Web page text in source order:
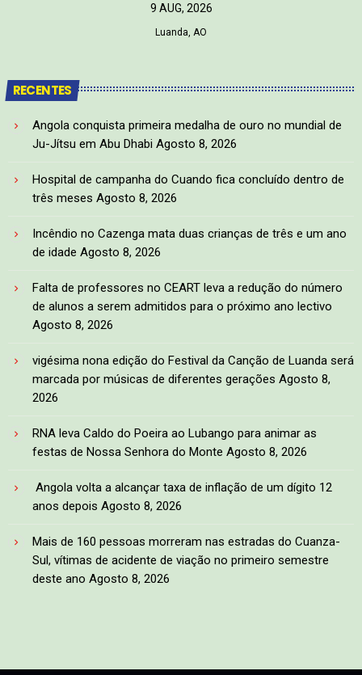
9 AUG, 2026
Luanda, AO
RECENTES
Angola conquista primeira medalha de ouro no mundial de
Ju-Jítsu em Abu Dhabi Agosto 8, 2026
Hospital de campanha do Cuando fica concluído dentro de
três meses Agosto 8, 2026
Incêndio no Cazenga mata duas crianças de três e um ano
de idade Agosto 8, 2026
Falta de professores no CEART leva a redução do número
de alunos a serem admitidos para o próximo ano lectivo
Agosto 8, 2026
vigésima nona edição do Festival da Canção de Luanda será
marcada por músicas de diferentes gerações Agosto 8,
2026
RNA leva Caldo do Poeira ao Lubango para animar as
festas de Nossa Senhora do Monte Agosto 8, 2026
Angola volta a alcançar taxa de inflação de um dígito 12
anos depois Agosto 8, 2026
Mais de 160 pessoas morreram nas estradas do Cuanza-
Sul, vítimas de acidente de viação no primeiro semestre
deste ano Agosto 8, 2026